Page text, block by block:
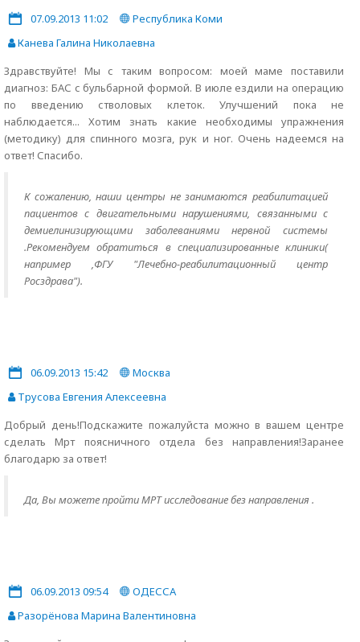
07.09.2013 11:02
Республика Коми
Канева Галина Николаевна
Здравствуйте! Мы с таким вопросом: моей маме поставили
диагноз: БАС с бульбарной формой. В июле ездили на операцию
по введению стволовых клеток. Улучшений пока не
наблюдается... Хотим знать какие необходимы упражнения
(методику) для спинного мозга, рук и ног. Очень надеемся на
ответ! Спасибо.
К сожалению, наши центры не занимаются реабилитацией
пациентов с двигательными нарушениями, связанными с
демиелинизирующими заболеваниями нервной системы
.Рекомендуем обратиться в специализированные клиники(
например ,ФГУ "Лечебно-реабилитационный центр
Росздрава").
06.09.2013 15:42
Москва
Трусова Евгения Алексеевна
Добрый день!Подскажите пожалуйста можно в вашем центре
сделать Мрт поясничного отдела без направления!Заранее
благодарю за ответ!
Да, Вы можете пройти МРТ исследование без направления .
06.09.2013 09:54
ОДЕССА
Разорёнова Марина Валентиновна